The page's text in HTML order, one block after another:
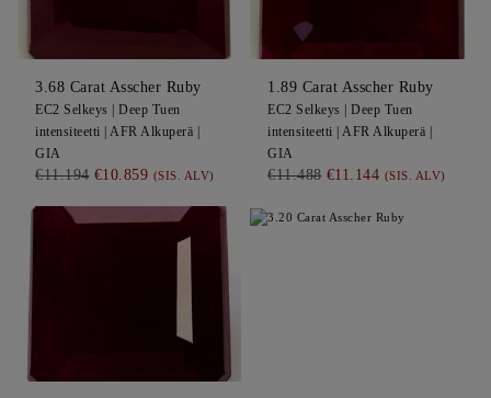
3.68 Carat Asscher Ruby
EC2 Selkeys | Deep Tuen
intensiteetti | AFR Alkuperä |
GIA
€11.194 €10.859 (SIS. ALV)
1.89 Carat Asscher Ruby
EC2 Selkeys | Deep Tuen
intensiteetti | AFR Alkuperä |
GIA
€11.488 €11.144 (SIS. ALV)